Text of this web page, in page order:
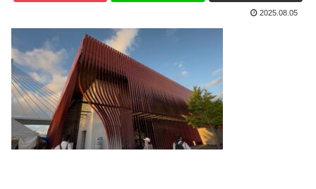
2025.08.05